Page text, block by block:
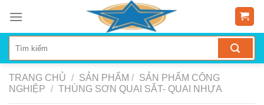
content
TRANG CHỦ / SẢN PHẨM / SẢN PHẨM CÔNG
NGHIỆP / THÙNG SƠN QUAI SẮT- QUAI NHỰA